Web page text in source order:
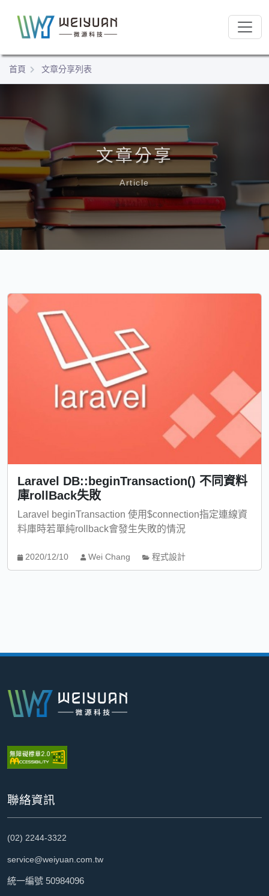
內首頁 文章分享列表
文章分享
Article
Laravel DB::beginTransaction() 不同資料
庫rollBack失敗
Laravel beginTransaction 使用$connection指定連線資
料庫時若單純rollback會發生失敗的情況
2020/12/10 Wei Chang 程式設計
聯絡資訊
(02) 2244-3322
service@weiyuan.com.tw
統一編號 50984096